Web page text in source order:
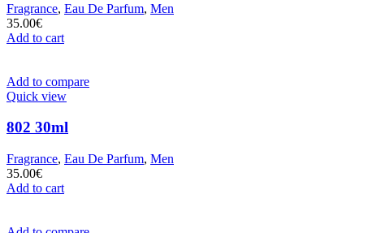
Fragrance, Eau De Parfum, Men
35.00€
Add to cart
Add to compare
Quick view
802 30ml
Fragrance, Eau De Parfum, Men
35.00€
Add to cart